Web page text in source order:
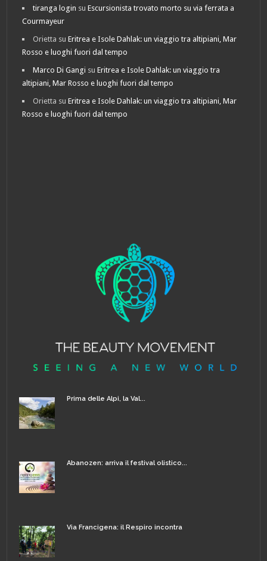
tiranga login suEscursionista trovato morto su via ferrata a
Courmayeur
Orietta suEritrea e Isole Dahlak: un viaggio tra altipiani, Mar
Rosso e luoghi fuori dal tempo
Marco Di Gangi suEritrea e Isole Dahlak: un viaggio tra
altipiani, Mar Rosso e luoghi fuori dal tempo
Orietta suEritrea e Isole Dahlak: un viaggio tra altipiani, Mar
Rosso e luoghi fuori dal tempo
Prima delle Alpi, la Val...
Abanozen: arriva il festival olistico...
Via Francigena: il Respiro incontra